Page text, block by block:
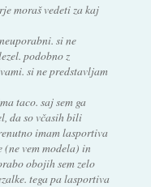
moraš vedeti za kaj
si ne
podobno z
si ne predstavljam
taco. saj sem ga
da so včasih bili
imam lasportiva
(ne vem modela) in
obojih sem zelo
tega pa lasportiva